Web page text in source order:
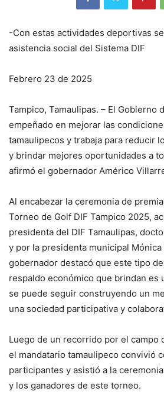
-Con estas actividades deportivas
asistencia social del Sistema DIF
Febrero 23 de 2025
Tampico, Tamaulipas. – El Gobierno
empeñado en mejorar las
tamaulipecos y trabaja para reducir
y brindar mejores oportunidades a
afirmó el gobernador Américo
Al encabezar la ceremonia de
Torneo de Golf DIF Tampico 2025,
presidenta del DIF Tamaulipas,
y por la presidenta municipal Mónica
gobernador destacó que este tipo
respaldo económico que brindan es
se puede seguir construyendo un
una sociedad participativa y
Luego de un recorrido por el campo
el mandatario tamaulipeco convivió
participantes y asistió a la
y los ganadores de este torneo.